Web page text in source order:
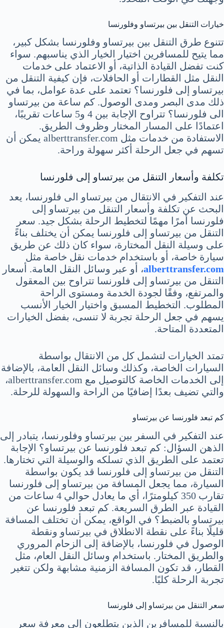
خيارات التنقل بين بيرتساو وفلورنسا
تتنوع طرق التنقل بين بيرتساو وفلورنسا بشكل كبير،
مما يتيح للمسافرين اختيار الخيار الذي يناسبهم. سواء
كنت تفضل القيادة الذاتية، أو الاعتماد على خدمات
النقل مثل القطارات أو الحافلات، فإن كيفية التنقل من
بيرتساو إلى فلورنسا؟ تعتمد على عدة عوامل، بما في
ذلك مدى البصر ومدى الوصول. كم ساعة من بيرتساو
الى فلورنسا؟ تتراوح الإجابة بين 4 و5 ساعات تقريبًا،
اعتمادًا على المسار المختار وظروف الطريق.
الاستفادة من خدمات مثل alberttransfer.com يمكن أن
تسهم في جعل الرحلة أكثر سهولة وراحة.
تكلفة وأسعار التنقل من بيرتساو إلى فلورنسا
عند التفكير في الانتقال من بيرتساو الى فلورنسا، يعد
البحث عن تكلفة وأسعار التنقل من بيرتساو إلى
فلورنسا أمرًا مهمًا لتخطيط الرحلة بشكل جيد. سعر
التنقل من بيرتساو إلى فلورنسا يمكن أن يختلف بناءً
على وسيلة النقل المختارة، سواء كان ذلك عن طريق
سيارة خاصة، أو باستخدام خدمات نقل خاصة مثل
alberttransfer.com، أو عبر وسائل النقل العامة. أسعار
التنقل من بيرتساو إلى فلورنسا تتراوح بين المعقول
والمرتفع، وفقًا لجودة الخدمة ومستوى الراحة
المطلوب. التخطيط المسبق واختيار الخيار الأنسب
يسهم في جعل الرحلة تجربة لا تنسى، بفضل الخيارات
المتعددة المتاحة.
تمتد الخيارات لتشمل كل من الانتقال بواسطة
السيارات الخاصة، وكذلك وسائل النقل العامة، بالإضافة
إلى الخدمات الخاصة كالتوصيل مع alberttransfer.com،
والتي تضيف بعدًا إضافيًا من الراحة والسهولة للرحلة.
كم تبعد فلورنسا عن بيرتساو
عند التفكير في السفر بين بيرتساو وفلورنسا، يتبادر إلى
الذهن السؤال: كم تبعد فلورنسا عن بيرتساو؟ الإجابة
تعتمد على الطريق الذي تسلكه والوسيلة التي تختارها.
التنقل من بيرتساو إلى فلورنسا قد يكون بواسطة
السيارة، مما يجعل المسافة من بيرتساو إلى فلورنسا
تقارب 350 كيلومترًا، أي ما يعادل حوالي 4 ساعات من
القيادة عبر الطرق السريعة. كم تبعد فلورنسا عن
بيرتساو بالضبط؟ في الواقع، يمكن أن تختلف المسافة
قليلًا بناءً على نقطة الانطلاق في بيرتساو ونقطة
الوصول في فلورنسا، بالإضافة إلى الزحام المروري
والطريق المختار. باستخدام وسائل النقل العام، مثل
القطار، قد تكون المسافة الزمنية مشابهة ولكن تتغير
تجربة الرحلة كليًا.
سعر التنقل من بيرتساو إلى فلورنسا
بالنسبة للمسافرين الذين يتطلعون إلى معرفة سعر